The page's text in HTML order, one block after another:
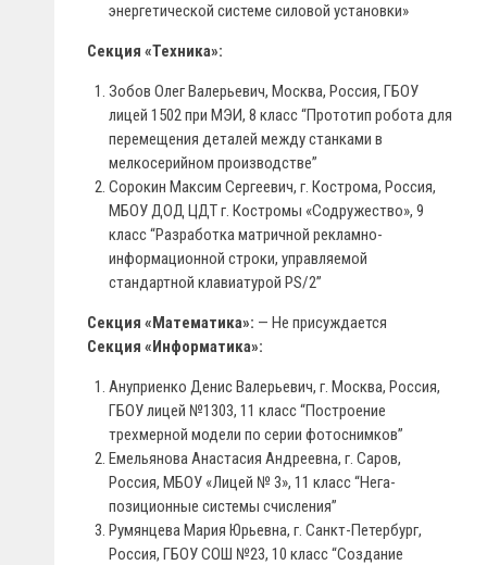
энергетической системе силовой установки»
Секция «Техника»:
Зобов Олег Валерьевич, Москва, Россия, ГБОУ
лицей 1502 при МЭИ, 8 класс “Прототип робота для
перемещения деталей между станками в
мелкосерийном производстве”
Сорокин Максим Сергеевич, г. Кострома, Россия,
МБОУ ДОД ЦДТ г. Костромы «Содружество», 9
класс “Разработка матричной рекламно-
информационной строки, управляемой
стандартной клавиатурой PS/2”
Секция «Математика»: — Не присуждается
Секция «Информатика»:
Ануприенко Денис Валерьевич, г. Москва, Россия,
ГБОУ лицей №1303, 11 класс “Построение
трехмерной модели по серии фотоснимков”
Емельянова Анастасия Андреевна, г. Саров,
Россия, МБОУ «Лицей № 3», 11 класс “Нега-
позиционные системы счисления”
Румянцева Мария Юрьевна, г. Санкт-Петербург,
Россия, ГБОУ СОШ №23, 10 класс “Создание